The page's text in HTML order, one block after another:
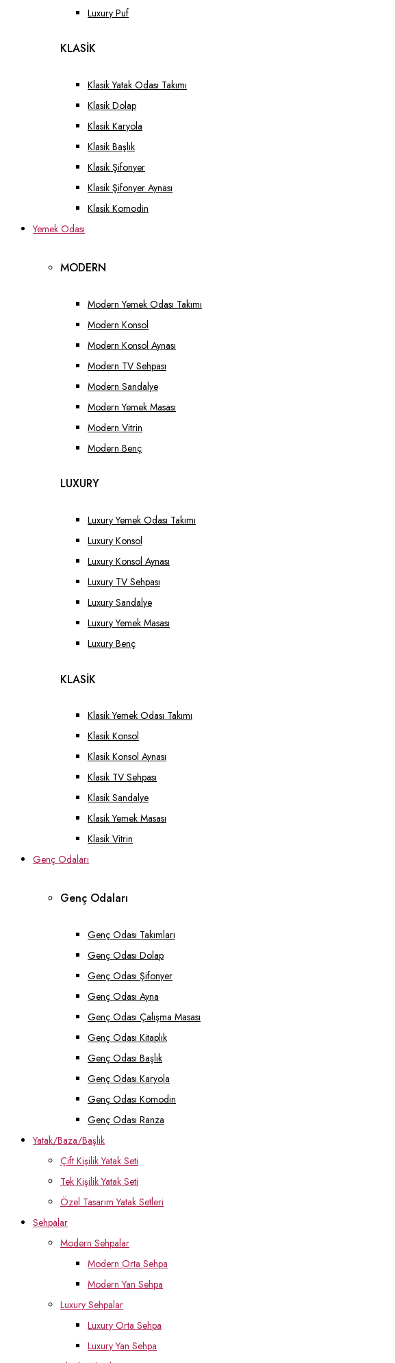
Luxury Puf
KLASİK
Klasik Yatak Odası Takımı
Klasik Dolap
Klasik Karyola
Klasik Başlık
Klasik Şifonyer
Klasik Şifonyer Aynası
Klasik Komodin
Yemek Odası
MODERN
Modern Yemek Odası Takımı
Modern Konsol
Modern Konsol Aynası
Modern TV Sehpası
Modern Sandalye
Modern Yemek Masası
Modern Vitrin
Modern Benç
LUXURY
Luxury Yemek Odası Takımı
Luxury Konsol
Luxury Konsol Aynası
Luxury TV Sehpası
Luxury Sandalye
Luxury Yemek Masası
Luxury Benç
KLASİK
Klasik Yemek Odası Takımı
Klasik Konsol
Klasik Konsol Aynası
Klasik TV Sehpası
Klasik Sandalye
Klasik Yemek Masası
Klasik Vitrin
Genç Odaları
Genç Odaları
Genç Odası Takımları
Genç Odası Dolap
Genç Odası Şifonyer
Genç Odası Ayna
Genç Odası Çalışma Masası
Genç Odası Kitaplık
Genç Odası Başlık
Genç Odası Karyola
Genç Odası Komodin
Genç Odası Ranza
Yatak/Baza/Başlık
Çift Kişilik Yatak Seti
Tek Kişilik Yatak Seti
Özel Tasarım Yatak Setleri
Sehpalar
Modern Sehpalar
Modern Orta Sehpa
Modern Yan Sehpa
Luxury Sehpalar
Luxury Orta Sehpa
Luxury Yan Sehpa